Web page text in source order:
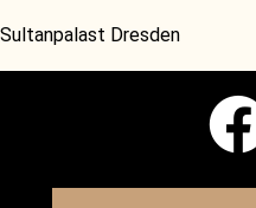
Sultanpalast Dresden